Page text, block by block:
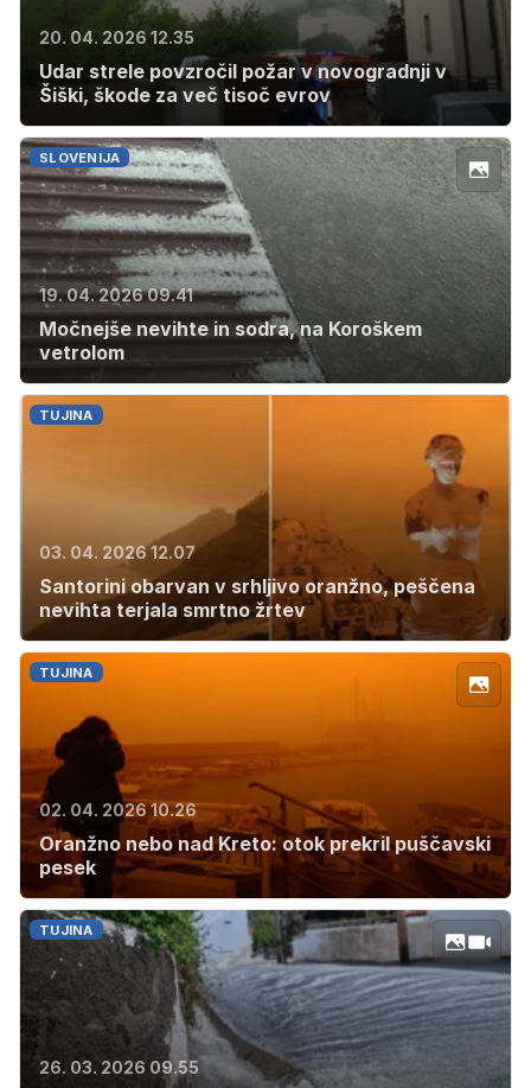
20. 04. 2026 12.35
Udar strele povzročil požar v novogradnji v
Šiški, škode za več tisoč evrov
SLOVENIJA
19. 04. 2026 09.41
Močnejše nevihte in sodra, na Koroškem
vetrolom
TUJINA
03. 04. 2026 12.07
Santorini obarvan v srhljivo oranžno, peščena
nevihta terjala smrtno žrtev
TUJINA
02. 04. 2026 10.26
Oranžno nebo nad Kreto: otok prekril puščavski
pesek
TUJINA
26. 03. 2026 09.55